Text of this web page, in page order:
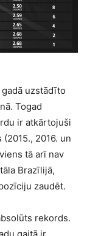
uzstādīto
Togad
ir atkārtojuši
2016. un
tā arī nav
Brazīlijā,
zaudēt.
rekords.